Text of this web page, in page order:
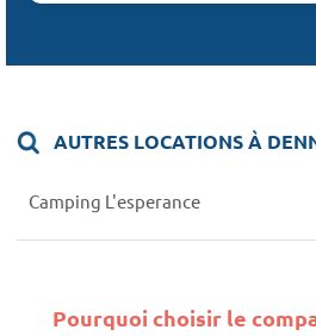
AUTRES LOCATIONS À
Camping L'esperance
Pourquoi choisir le